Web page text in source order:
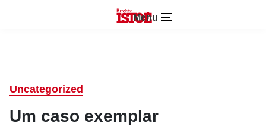
Menu
Uncategorized
Um caso exemplar